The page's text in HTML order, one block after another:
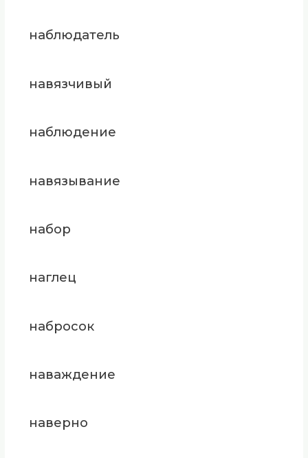
наблюдатель
навязчивый
наблюдение
навязывание
набор
наглец
набросок
наваждение
наверно